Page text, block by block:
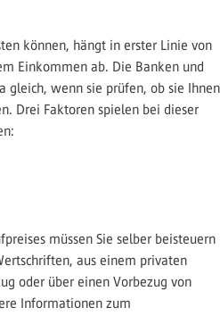
können, hängt in erster Linie von
Einkommen ab. Die Banken und
gleich, wenn sie prüfen, ob sie Ihnen
Drei Faktoren spielen bei dieser
müssen Sie selber beisteuern
aus einem privaten
oder über einen Vorbezug von
Informationen zum